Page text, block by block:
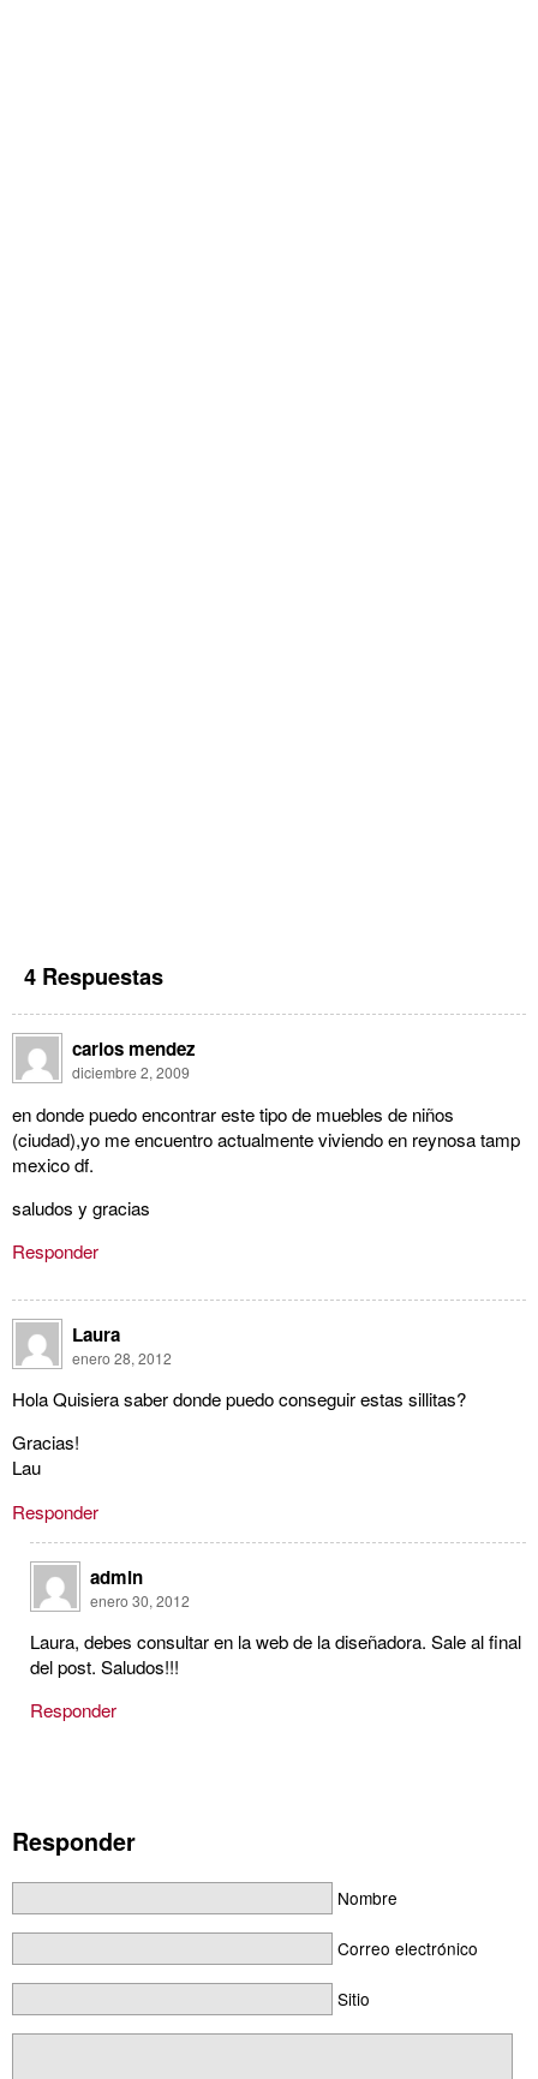
4 Respuestas
carlos mendez
diciembre 2, 2009
en donde puedo encontrar este tipo de muebles de niños
(ciudad),yo me encuentro actualmente viviendo en reynosa tamp
mexico df.
saludos y gracias
Responder
Laura
enero 28, 2012
Hola Quisiera saber donde puedo conseguir estas sillitas?
Gracias!
Lau
Responder
admin
enero 30, 2012
Laura, debes consultar en la web de la diseñadora. Sale al final
del post. Saludos!!!
Responder
Responder
Nombre
Correo electrónico
Sitio